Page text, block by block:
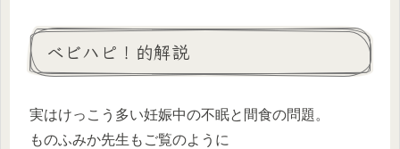
ベビハピ！的解説
実はけっこう多い妊娠中の不眠と間食の問題。
ものふみか先生もご覧のように